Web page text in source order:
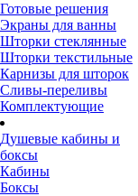
Готовые решения
Экраны для ванны
Шторки стеклянные
Шторки текстильные
Карнизы для шторок
Сливы-переливы
Комплектующие
Душевые кабины и
боксы
Кабины
Боксы